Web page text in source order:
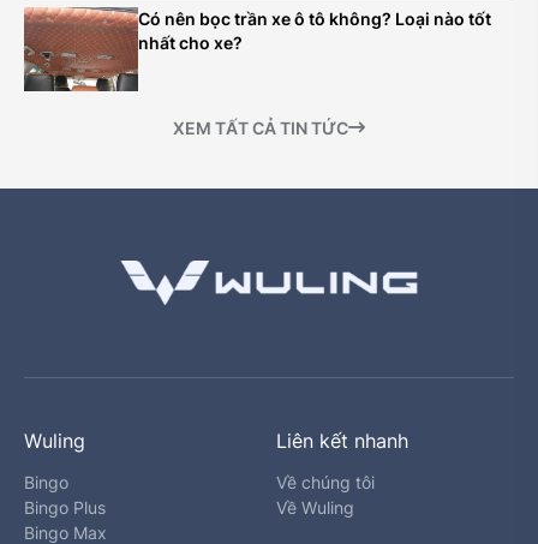
Có nên bọc trần xe ô tô không? Loại nào tốt
nhất cho xe?
XEM TẤT CẢ TIN TỨC
Wuling
Bingo
Bingo Plus
Bingo Max
Liên kết nhanh
Về chúng tôi
Về Wuling